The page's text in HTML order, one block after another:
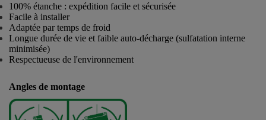
100% étanche : expédition facile et sécurisée
Facile à installer
Adaptée par temps de froid
Longue durée de vie et faible auto-décharge (sulfatation interne
minimisée)
Respectueuse de l'environnement
Angles de montage